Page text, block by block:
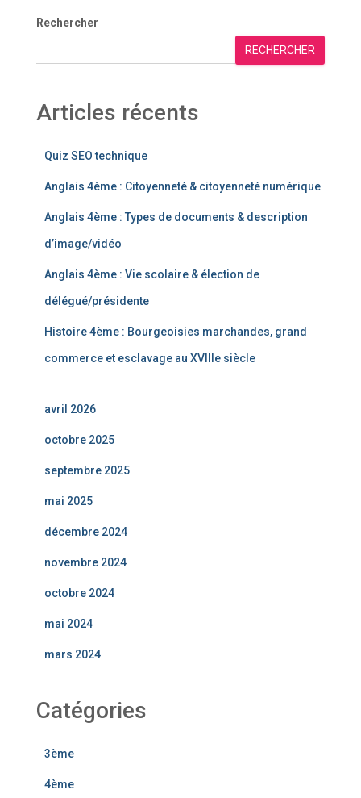
Rechercher
RECHERCHER
Articles récents
Quiz SEO technique
Anglais 4ème : Citoyenneté & citoyenneté numérique
Anglais 4ème : Types de documents & description
d’image/vidéo
Anglais 4ème : Vie scolaire & élection de
délégué/présidente
Histoire 4ème : Bourgeoisies marchandes, grand
commerce et esclavage au XVIIIe siècle
avril 2026
octobre 2025
septembre 2025
mai 2025
décembre 2024
novembre 2024
octobre 2024
mai 2024
mars 2024
Catégories
3ème
4ème